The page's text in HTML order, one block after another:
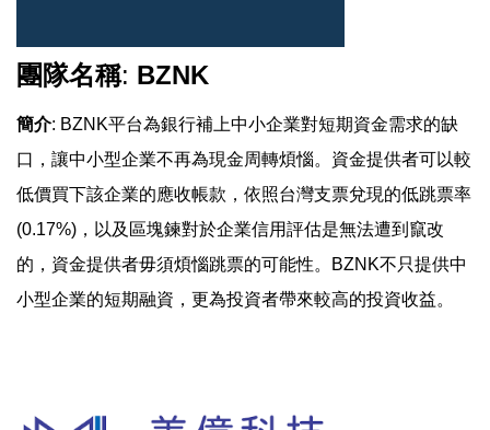
團隊名稱: BZNK
簡介: BZNK平台為銀行補上中小企業對短期資金需求的缺
口，讓中小型企業不再為現金周轉煩惱。資金提供者可以較
低價買下該企業的應收帳款，依照台灣支票兌現的低跳票率
(0.17%)，以及區塊鍊對於企業信用評估是無法遭到竄改
的，資金提供者毋須煩惱跳票的可能性。BZNK不只提供中
小型企業的短期融資，更為投資者帶來較高的投資收益。